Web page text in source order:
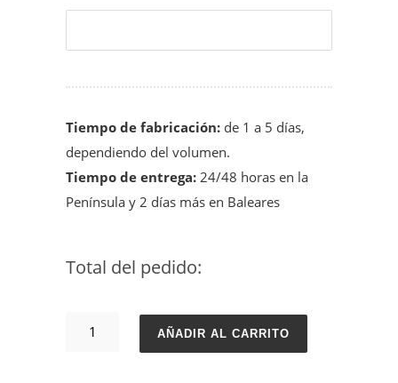
Tiempo de fabricación: de 1 a 5 días,
dependiendo del volumen.
Tiempo de entrega: 24/48 horas en la
Península y 2 días más en Baleares
Total del pedido:
Estrella
AÑADIR AL CARRITO